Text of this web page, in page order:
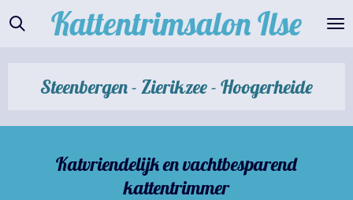
Ga
direct
hoofdinhoud
KattentrimsalonIlse
Steenbergen - Zierikzee - Hoogerheide
Katvriendelijk en vachtbesparend
kattentrimmer